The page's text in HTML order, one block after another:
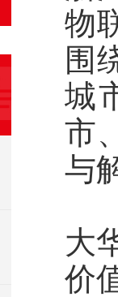
物
围
城
市
与
大
价